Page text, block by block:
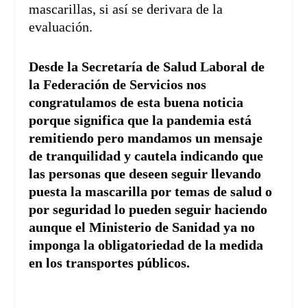
mascarillas, si así se derivara de la
evaluación.
Desde la Secretaría de Salud Laboral de
la Federación de Servicios nos
congratulamos de esta buena noticia
porque significa que la pandemia está
remitiendo pero mandamos un mensaje
de tranquilidad y cautela indicando que
las personas que deseen seguir llevando
puesta la mascarilla por temas de salud o
por seguridad lo pueden seguir haciendo
aunque el Ministerio de Sanidad ya no
imponga la obligatoriedad de la medida
en los transportes públicos.